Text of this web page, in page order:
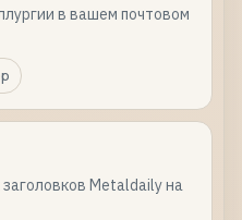
в вашем почтовом
Metaldaily на